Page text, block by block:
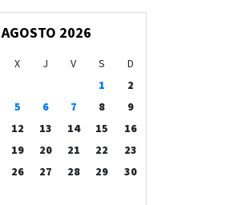
AGOSTO 2026
X J V S
D
1
2
5 6 7 8
9
12 13 14 15
16
19 20 21 22
23
26 27 28 29
30